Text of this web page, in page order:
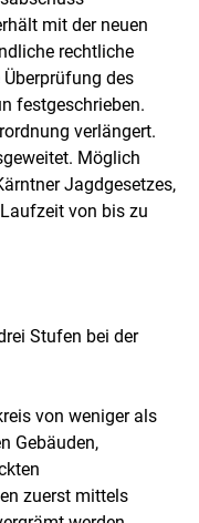
mit der neuen
rechtliche
des
festgeschrieben.
verlängert.
Möglich
Jagdgesetzes,
von bis zu
Stufen bei der
von weniger als
Gebäuden,
zuerst mittels